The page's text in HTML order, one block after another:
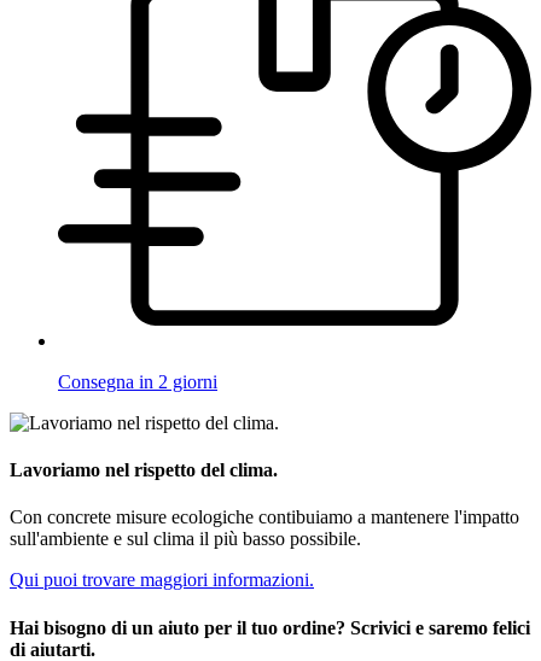
Consegna in 2 giorni
Lavoriamo nel rispetto del clima.
Con concrete misure ecologiche contibuiamo a mantenere l'impatto
sull'ambiente e sul clima il più basso possibile.
Qui puoi trovare maggiori informazioni.
Hai bisogno di un aiuto per il tuo ordine? Scrivici e saremo felici
di aiutarti.